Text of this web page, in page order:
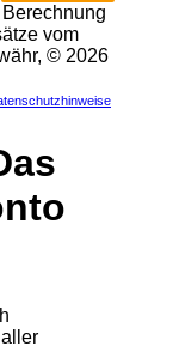
vom
© 2026